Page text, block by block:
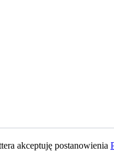
akceptuję postanowienia